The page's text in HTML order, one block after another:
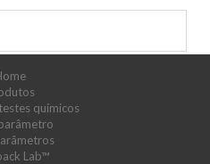
químicos
Lab™